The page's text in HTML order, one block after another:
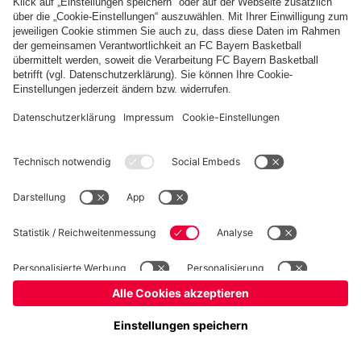
Kinder- und Jugendschutz Hinweisgebersystem FAQ Kontakt
Verträge hier kündigen Cookie-Einstellungen